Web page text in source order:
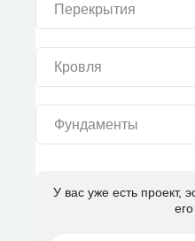
Перекрытия
Кровля
Фундаменты
У вас уже есть проект,